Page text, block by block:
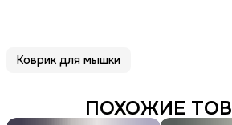
Коврик для мышки
ПОХОЖИЕ